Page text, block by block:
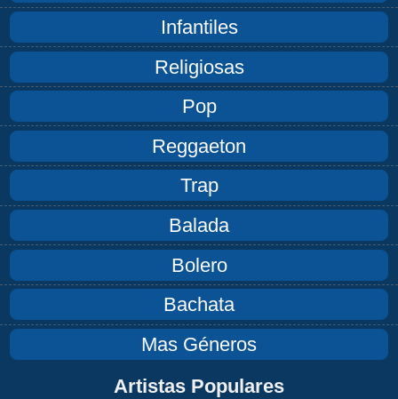
Infantiles
Religiosas
Pop
Reggaeton
Trap
Balada
Bolero
Bachata
Mas Géneros
Artistas Populares